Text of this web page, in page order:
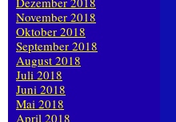
November 2018
Oktober 2018
September 2018
August 2018
Juli 2018
Juni 2018
Mai 2018
April 2018